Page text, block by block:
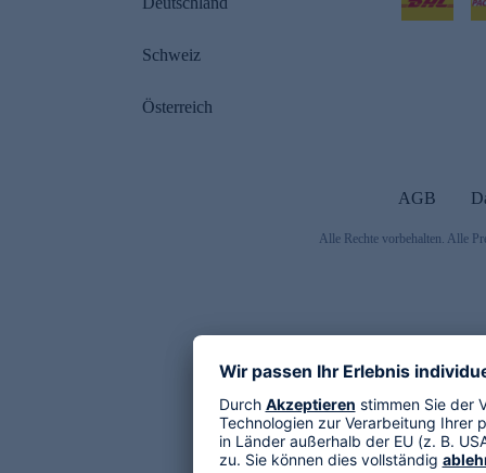
Schweiz
Österreich
AGB
Alle Rechte vorbehalten. Alle